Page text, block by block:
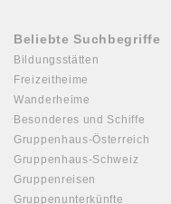
Beliebte Suchbegriffe
Bildungsstätten
Freizeitheime
Wanderheime
Besonderes und Schiffe
Gruppenhaus-Österreich
Gruppenhaus-Schweiz
Gruppenreisen
Gruppenunterkünfte